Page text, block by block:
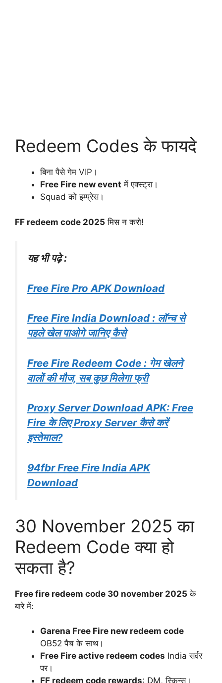
Redeem Codes के फायदे
बिना पैसे गेम VIP।
Free Fire new event में एक्स्ट्रा।
Squad को इम्प्रेस।
FF redeem code 2025 मिस न करो!
यह भी पढ़े :
Free Fire Pro APK Download
Free Fire India Download : लॉन्च से
पहले खेल पाओगे जानिए कैसे
Free Fire Redeem Code : गेम खेलने
वालों की मौज, सब कुछ मिलेगा फ्री
Proxy Server Download APK: Free
Fire के लिए Proxy Server कैसे करें
इस्तेमाल?
94fbr Free Fire India APK
Download
30 November 2025 का
Redeem Code क्या हो
सकता है?
Free fire redeem code 30 november 2025 के
बारे में:
Garena Free Fire new redeem code
OB52 पैच के साथ।
Free Fire active redeem codes India सर्वर
पर।
FF redeem code rewards: DM, स्किन्स।